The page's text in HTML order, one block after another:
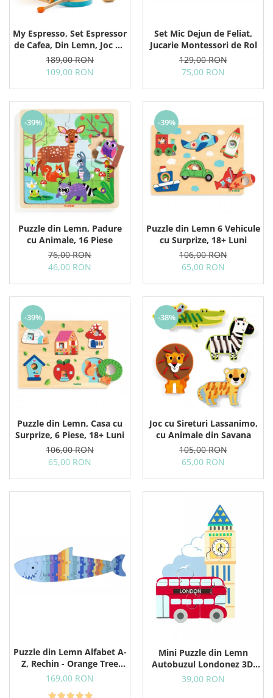
My Espresso, Set Espressor
de Cafea, Din Lemn, Joc de
Rol
189,00 RON
109,00 RON
Set Mic Dejun de Feliat,
Jucarie Montessori de Rol
129,00 RON
75,00 RON
-39%
Puzzle din Lemn, Padure
cu Animale, 16 Piese
76,00 RON
46,00 RON
-39%
Puzzle din Lemn 6 Vehicule
cu Surprize, 18+ Luni
106,00 RON
65,00 RON
-39%
Puzzle din Lemn, Casa cu
Surprize, 6 Piese, 18+ Luni
106,00 RON
65,00 RON
-38%
Joc cu Sireturi Lassanimo,
cu Animale din Savana
105,00 RON
65,00 RON
Puzzle din Lemn Alfabet A-
Z, Rechin - Orange Tree
Toys
169,00 RON
Mini Puzzle din Lemn
Autobuzul Londonez 3D,
12+ Luni, 4 Piese
39,00 RON